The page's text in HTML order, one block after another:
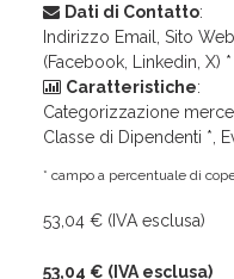
Dati di Contatto:
Indirizzo Email, Sito
(Facebook, Linkedin, X) *
Caratteristiche:
Categorizzazione
Classe di Dipendenti *,
* campo a percentuale di
53,04 € (IVA esclusa)
53,04 € (IVA esclusa)